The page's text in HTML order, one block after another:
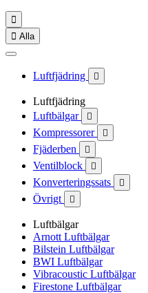

 Alla
Luftfjädring 
Luftfjädring
Luftbälgar

Kompressorer 
Fjäderben 
Ventilblock 
Konverteringssats 
Övrigt 
Luftbälgar
Arnott Luftbälgar
Bilstein Luftbälgar
BWI Luftbälgar
Vibracoustic Luftbälgar
Firestone Luftbälgar